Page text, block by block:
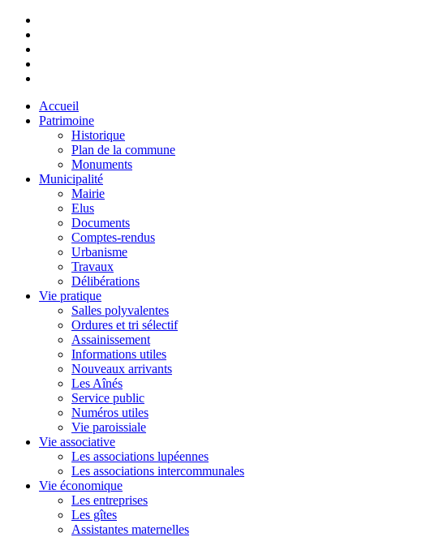
Accueil
Patrimoine
Historique
Plan de la commune
Monuments
Municipalité
Mairie
Elus
Documents
Comptes-rendus
Urbanisme
Travaux
Délibérations
Vie pratique
Salles polyvalentes
Ordures et tri sélectif
Assainissement
Informations utiles
Nouveaux arrivants
Les Aînés
Service public
Numéros utiles
Vie paroissiale
Vie associative
Les associations lupéennes
Les associations intercommunales
Vie économique
Les entreprises
Les gîtes
Assistantes maternelles